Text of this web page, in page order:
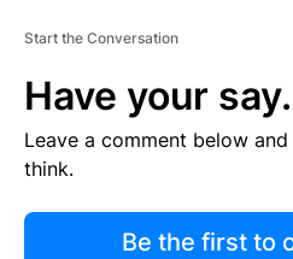
Start the Conversation
Have your say.
Leave a comment below
think.
Be the first to